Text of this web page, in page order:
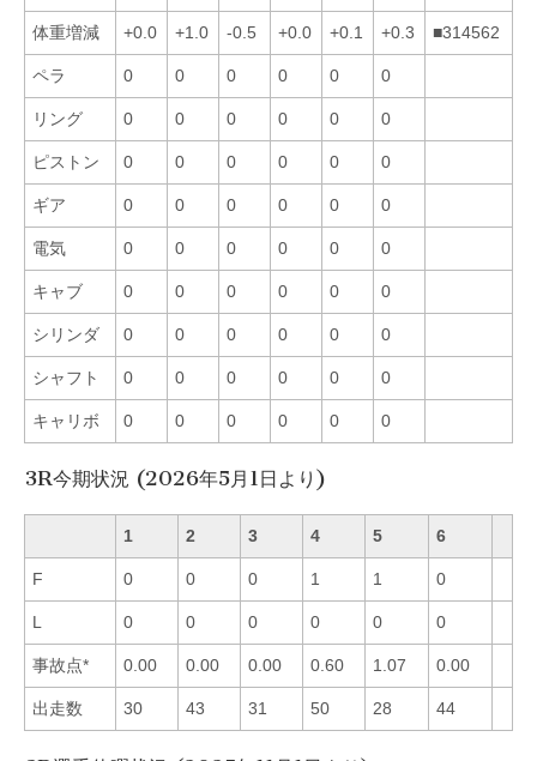
体重増減 +0.0 +1.0 -0.5 +0.0 +0.1 +0.3 ■314562
ペラ 0 0 0 0 0 0
リング 0 0 0 0 0 0
ピストン 0 0 0 0 0 0
ギア 0 0 0 0 0 0
電気 0 0 0 0 0 0
キャブ 0 0 0 0 0 0
シリンダ 0 0 0 0 0 0
シャフト 0 0 0 0 0 0
キャリボ 0 0 0 0 0 0
3R今期状況 (2026年5月1日より)
1 2 3 4 5 6
F 0 0 0 1 1 0
L 0 0 0 0 0 0
事故点* 0.00 0.00 0.00 0.60 1.07 0.00
出走数 30 43 31 50 28 44